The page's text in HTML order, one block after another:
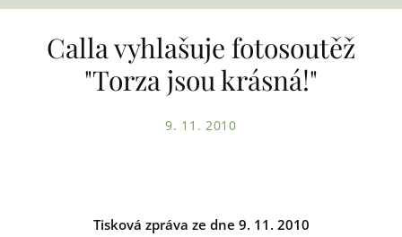
Calla vyhlašuje fotosoutěž
"Torza jsou krásná!"
9. 11. 2010
Tisková zpráva ze dne 9. 11. 2010